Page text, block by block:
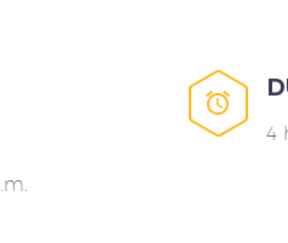


4